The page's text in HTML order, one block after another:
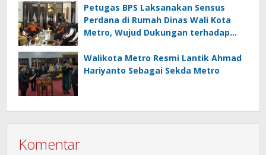
Petugas BPS Laksanakan Sensus
Perdana di Rumah Dinas Wali Kota
Metro, Wujud Dukungan terhadap
Walikota Metro Resmi Lantik Ahmad
Hariyanto Sebagai Sekda Metro
Komentar